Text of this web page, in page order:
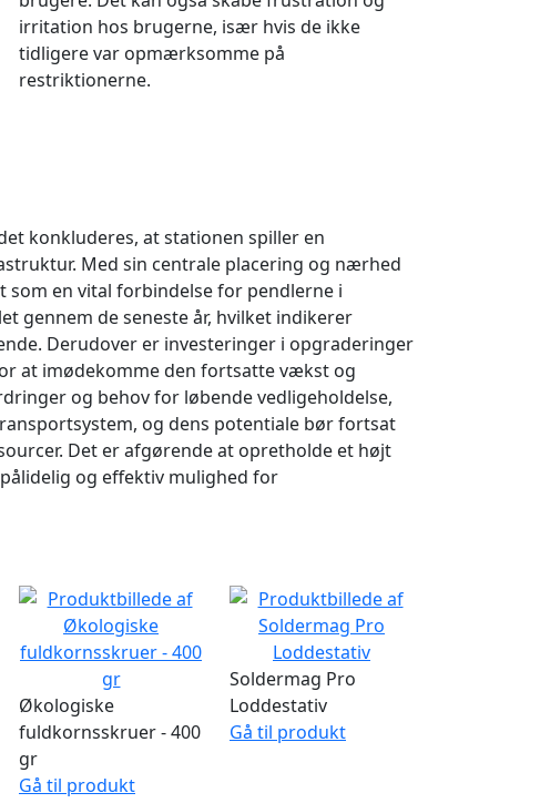
irritation hos brugerne, især hvis de ikke
tidligere var opmærksomme på
restriktionerne.
konkluderes, at stationen spiller en
Med sin centrale placering og nærhed
en vital forbindelse for pendlerne i
gennem de seneste år, hvilket indikerer
Derudover er investeringer i opgraderinger
at imødekomme den fortsatte vækst og
og behov for løbende vedligeholdelse,
og dens potentiale bør fortsat
Det er afgørende at opretholde et højt
og effektiv mulighed for
Økologiske
fuldkornsskruer - 400
gr
Gå til produkt
Soldermag Pro
Loddestativ
Gå til produkt